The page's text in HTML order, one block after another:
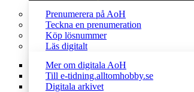
Prenumerera på AoH
Teckna en prenumeration
Köp lösnummer
Läs digitalt
Mer om digitala AoH
Till e-tidning.alltomhobby.se
Digitala arkivet